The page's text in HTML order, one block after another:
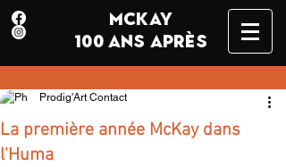
MCKAY
100 ANS APRÈS
La première année McKay dans
l'Huma
Prodig'Art Contact